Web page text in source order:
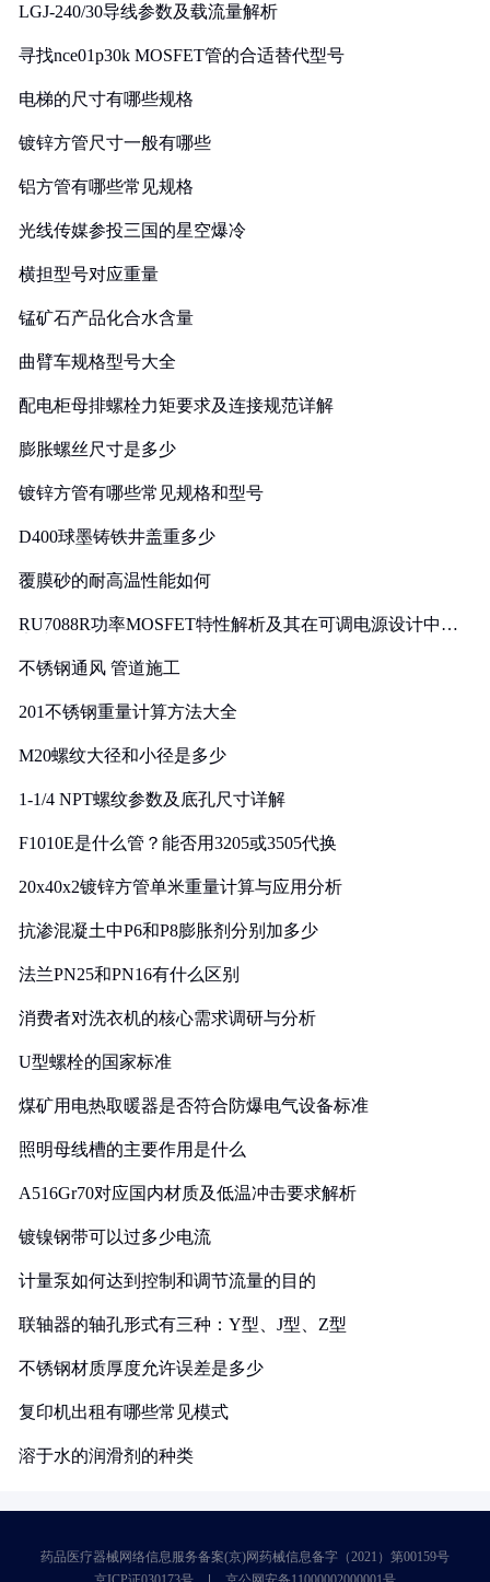
LGJ-240/30导线参数及载流量解析
寻找nce01p30k MOSFET管的合适替代型号
电梯的尺寸有哪些规格
镀锌方管尺寸一般有哪些
铝方管有哪些常见规格
光线传媒参投三国的星空爆冷
横担型号对应重量
锰矿石产品化合水含量
曲臂车规格型号大全
配电柜母排螺栓力矩要求及连接规范详解
膨胀螺丝尺寸是多少
镀锌方管有哪些常见规格和型号
D400球墨铸铁井盖重多少
覆膜砂的耐高温性能如何
RU7088R功率MOSFET特性解析及其在可调电源设计中的
不锈钢通风 管道施工
201不锈钢重量计算方法大全
M20螺纹大径和小径是多少
1-1/4 NPT螺纹参数及底孔尺寸详解
F1010E是什么管？能否用3205或3505代换
20x40x2镀锌方管单米重量计算与应用分析
抗渗混凝土中P6和P8膨胀剂分别加多少
法兰PN25和PN16有什么区别
消费者对洗衣机的核心需求调研与分析
U型螺栓的国家标准
煤矿用电热取暖器是否符合防爆电气设备标准
照明母线槽的主要作用是什么
A516Gr70对应国内材质及低温冲击要求解析
镀镍钢带可以过多少电流
计量泵如何达到控制和调节流量的目的
联轴器的轴孔形式有三种：Y型、J型、Z型
不锈钢材质厚度允许误差是多少
复印机出租有哪些常见模式
溶于水的润滑剂的种类
药品医疗器械网络信息服务备案(京)网药械信息备字（2021）第00159号